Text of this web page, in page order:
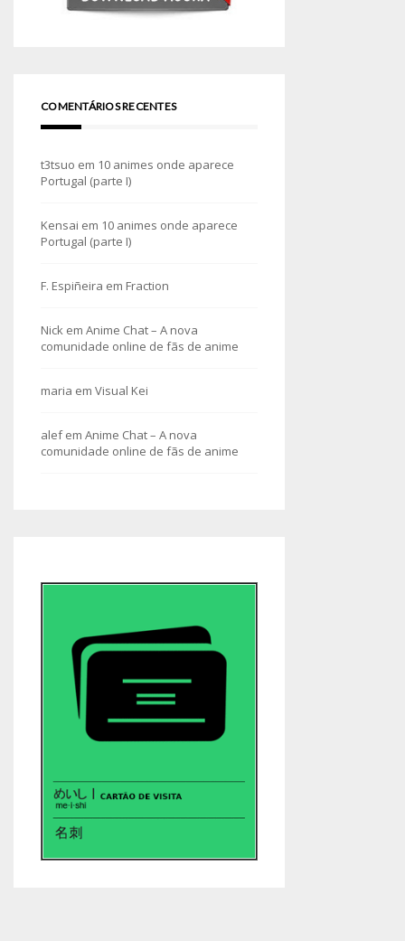
COMENTÁRIOS RECENTES
t3tsuo em 10 animes onde aparece
Portugal (parte I)
Kensai em 10 animes onde aparece
Portugal (parte I)
F. Espiñeira em Fraction
Nick em Anime Chat – A nova
comunidade online de fãs de anime
maria em Visual Kei
alefem Anime Chat – A nova
comunidade online de fãs de anime